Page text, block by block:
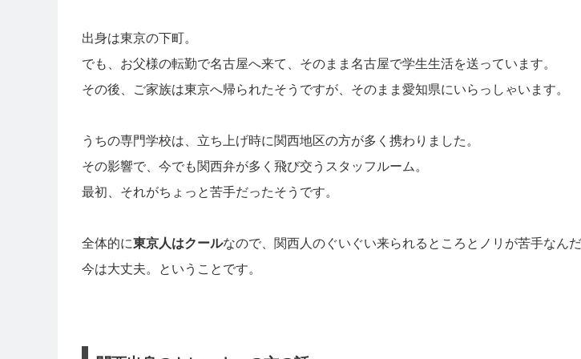
出身は東京の下町。
でも、お父様の転勤で名古屋へ来て、そのまま名古屋で学生生活を送っています。
その後、ご家族は東京へ帰られたそうですが、そのまま愛知県にいらっしゃいます。
うちの専門学校は、立ち上げ時に関西地区の方が多く携わりました。
その影響で、今でも関西弁が多く飛び交うスタッフルーム。
最初、それがちょっと苦手だったそうです。
全体的に東京人はクールなので、関西人のぐいぐい来られるところとノリが苦手なんだ
今は大丈夫。ということです。